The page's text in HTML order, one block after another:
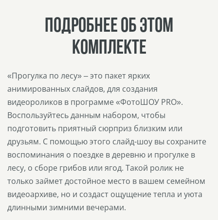
ПОДРОБНЕЕ ОБ ЭТОМ
КОМПЛЕКТЕ
«Прогулка по лесу» – это пакет ярких
анимированных слайдов, для создания
видеороликов в программе «ФотоШОУ PRO».
Воспользуйтесь данным набором, чтобы
подготовить приятный сюрприз близким или
друзьям. С помощью этого слайд-шоу вы сохраните
воспоминания о поездке в деревню и прогулке в
лесу, о сборе грибов или ягод. Такой ролик не
только займет достойное место в вашем семейном
видеоархиве, но и создаст ощущение тепла и уюта
длинными зимними вечерами.